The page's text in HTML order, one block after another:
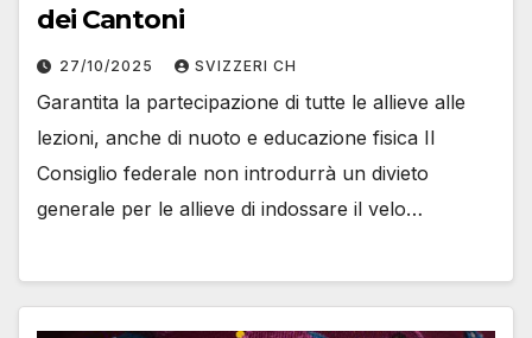
dei Cantoni
27/10/2025 SVIZZERI CH
Garantita la partecipazione di tutte le allieve alle
lezioni, anche di nuoto e educazione fisica Il
Consiglio federale non introdurrà un divieto
generale per le allieve di indossare il velo…